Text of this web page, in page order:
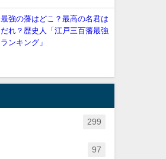
最強の藩はどこ？最高の名君は
だれ？歴史人「江戸三百藩最強
ランキング」
299
97